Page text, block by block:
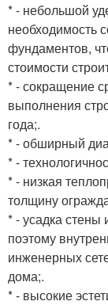
* - небольшой
необходимость
фундаментов,
стоимости
* - сокращение
выполнения
года;.
* - обширный
* -
* - низкая
толщину
* - усадка
поэтому
инженерных
дома;.
* - высокие